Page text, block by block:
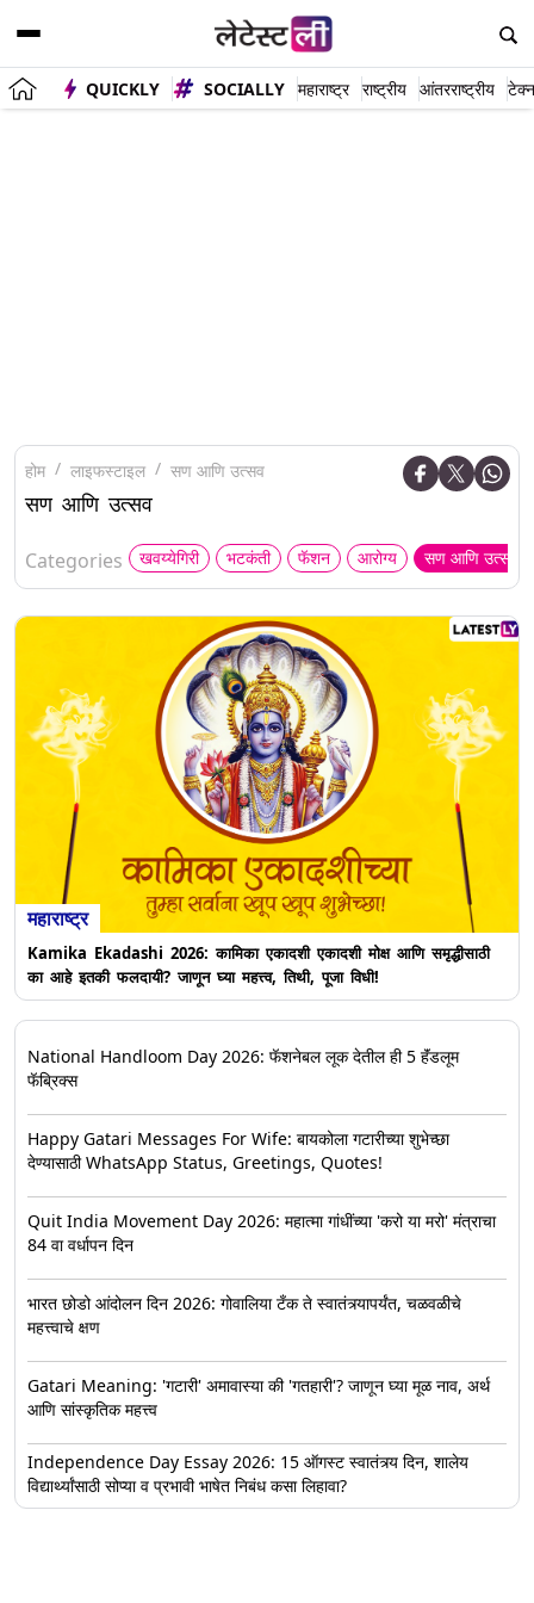
QUICKLY SOCIALLY महाराष्ट्र राष्ट्रीय आंतरराष्ट्रीय
होम लाइफस्टाइल सण आणि उत्सव
सण आणि उत्सव
Categories खवय्येगिरी भटकंती फॅशन आरोग्य सण आणि उत्सव
महाराष्ट्र
Kamika Ekadashi 2026: कामिका एकादशी एकादशी मोक्ष आणि समृद्धीसाठी
का आहे इतकी फलदायी? जाणून घ्या महत्त्व, तिथी, पूजा विधी!
National Handloom Day 2026: फॅशनेबल लूक देतील ही 5 हॅंडलूम
फॅब्रिक्स
Happy Gatari Messages For Wife: बायकोला गटारीच्या शुभेच्छा
देण्यासाठी WhatsApp Status, Greetings, Quotes!
Quit India Movement Day 2026: महात्मा गांधींच्या 'करो या मरो' मंत्राचा
84 वा वर्धापन दिन
भारत छोडो आंदोलन दिन 2026: गोवालिया टँक ते स्वातंत्र्यापर्यंत, चळवळीचे
महत्त्वाचे क्षण
Gatari Meaning: 'गटारी' अमावास्या की 'गतहारी'? जाणून घ्या मूळ नाव, अर्थ
आणि सांस्कृतिक महत्त्व
Independence Day Essay 2026: 15 ऑगस्ट स्वातंत्र्य दिन, शालेय
विद्यार्थ्यांसाठी सोप्या व प्रभावी भाषेत निबंध कसा लिहावा?